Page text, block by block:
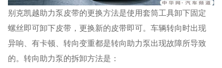
别克凯越助力泵皮带的更换方法是使用套筒工具卸下固定
螺丝即可卸下皮带，更换新的皮带即可。车辆转向时出现
异响、有卡顿、转向变重都是转向助力泵出现故障所导致
的。转向助力泵的拆卸方法是：